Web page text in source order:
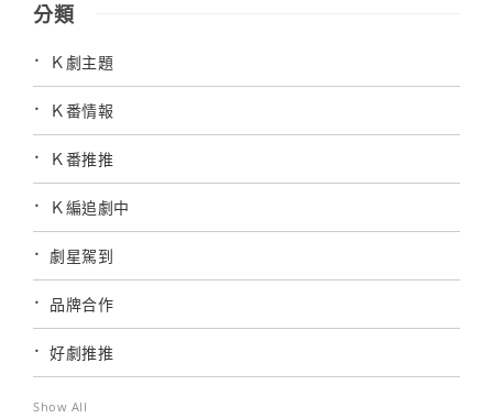
分類
Ｋ劇主題
Ｋ番情報
Ｋ番推推
Ｋ編追劇中
劇星駕到
品牌合作
好劇推推
Show All